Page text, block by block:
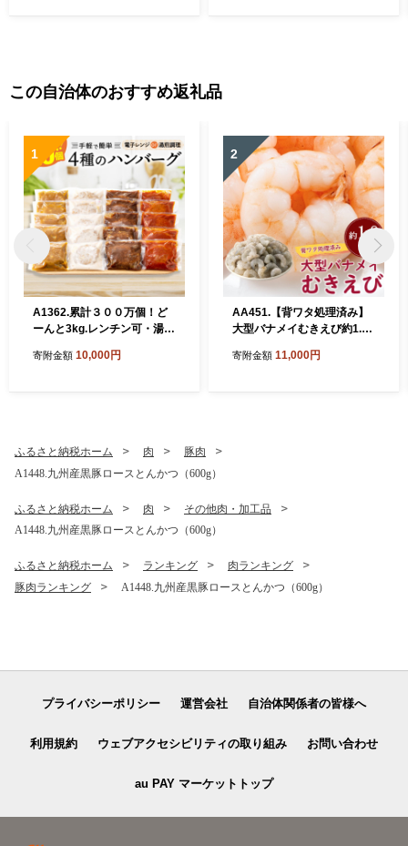
この自治体のおすすめ返礼品
1
A1362.累計３００万個！ど
ーんと3kg.レンチン可・湯煎
セット【150g×20個】【訳あ
寄附金額 10,000円
2
AA451.【背ワタ処理済み】
大型バナメイむきえび約1.8k
寄附金額 11,000円
ふるさと納税ホーム 肉
豚肉
A1448.九州産黒豚ロースとんかつ（600g）
ふるさと納税ホーム 肉
その他肉・加工品
A1448.九州産黒豚ロースとんかつ（600g）
ふるさと納税ホーム ランキング
肉ランキング
豚肉ランキング
A1448.九州産黒豚ロースとんかつ（600g）
プライバシーポリシー 運営会社 自治体関係者の皆様へ
利用規約 ウェブアクセシビリティの取り組み お問い合わせ
au PAY マーケットトップ